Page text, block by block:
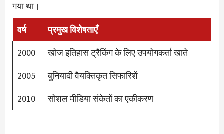
गया था।
वर्ष
प्रमुख विशेषताएँ
2000
खोज इतिहास ट्रैकिंग के लिए उपयोगकर्ता खाते
2005
बुनियादी वैयक्तिकृत सिफारिशें
2010
सोशल मीडिया संकेतों का एकीकरण